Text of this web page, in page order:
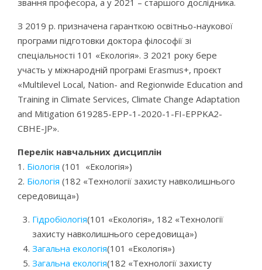
звання професора, а у 2021 – старшого дослідника.
З 2019 р. призначена гаранткою освітньо-наукової
програми підготовки доктора філософії зі
спеціальності 101 «Екологія». З 2021 року бере
участь у міжнародній програмі Erasmus+, проєкт
«Multilevel Local, Nation- and Regionwide Education and
Training in Climate Services, Climate Change Adaptation
and Mitigation 619285-EPP-1-2020-1-FI-EPPKA2-
CBHE-JP».
Перелік навчальних дисциплін
1. Біологія (101 «Екологія»)
2. Біологія (182 «Технології захисту навколишнього
середовища»)
Гідробіологія(101 «Екологія», 182 «Технології
захисту навколишнього середовища»)
Загальна екологія(101 «Екологія»)
Загальна екологія(182 «Технології захисту